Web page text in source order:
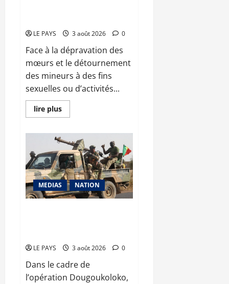
campagne
LE PAYS 3 août 2026 0
Face à la dépravation des
mœurs et le détournement
des mineurs à des fins
sexuelles ou d’activités...
lire plusEn
savoir
Dépravation
des
mœurs
:
le
ministre
Kassogué
serre
la
vis
MEDIAS NATION
LE PAYS 3 août 2026 0
Dans le cadre de
l’opération Dougoukoloko,